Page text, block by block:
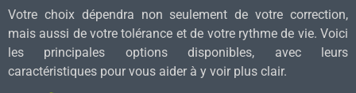
Votre choix dépendra non seulement de votre correction,
mais aussi de votre tolérance et de votre rythme de vie. Voici
les principales options disponibles, avec leurs
caractéristiques pour vous aider à y voir plus clair.